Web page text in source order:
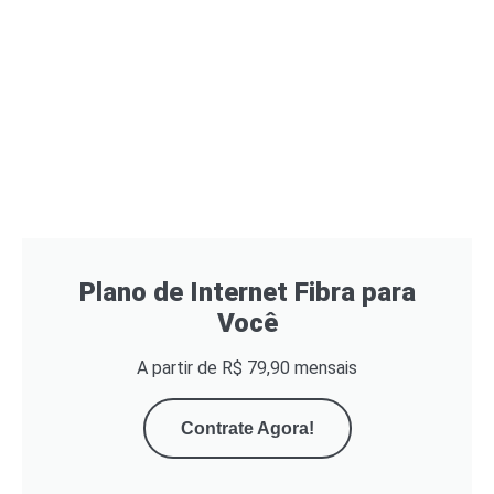
Plano de Internet Fibra para
Você
A partir de R$ 79,90 mensais
Contrate Agora!